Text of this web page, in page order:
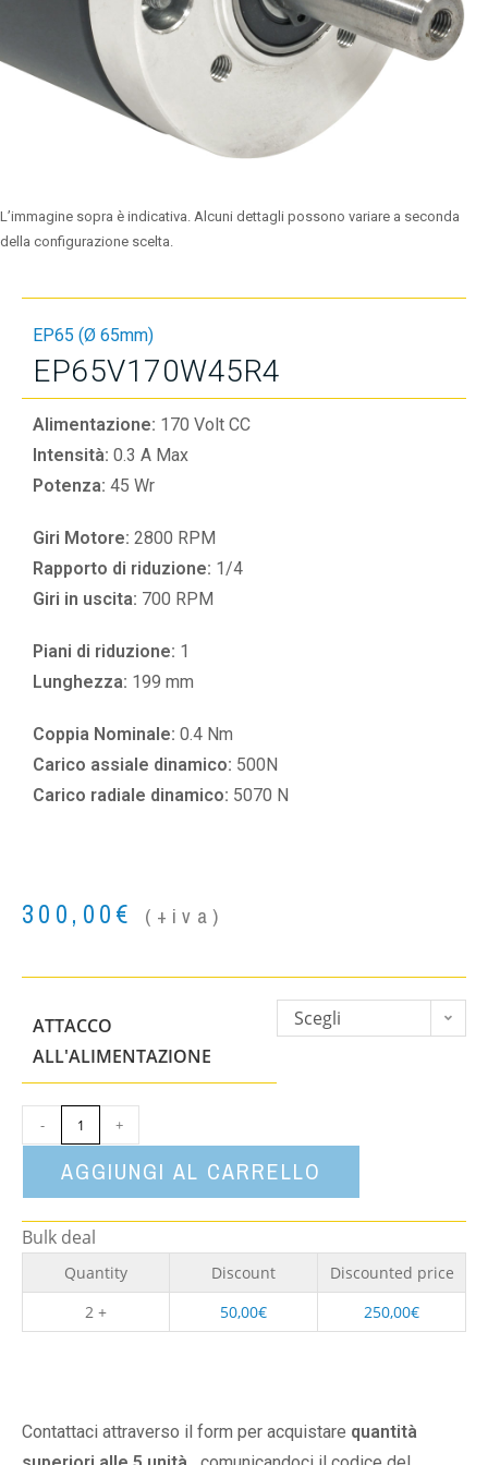
L’immagine sopra è indicativa. Alcuni dettagli possono variare a seconda
della configurazione scelta.
EP65 (Ø 65mm)
EP65V170W45R4
Alimentazione: 170 Volt CC
Intensità: 0.3 A Max
Potenza: 45 Wr
Giri Motore: 2800 RPM
Rapporto di riduzione: 1/4
Giri in uscita: 700 RPM
Piani di riduzione: 1
Lunghezza: 199 mm
Coppia Nominale: 0.4 Nm
Carico assiale dinamico: 500N
Carico radiale dinamico: 5070 N
300,00€ (+iva)
ATTACCO
ALL'ALIMENTAZIONE
Scegli
- +
AGGIUNGI AL CARRELLO
Bulk deal
Quantity Discount
Discounted price
2 +
50,00€ 250,00€
Contattaci attraverso il form per acquistare quantità